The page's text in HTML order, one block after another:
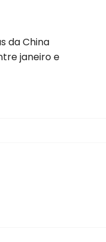
da China
janeiro e